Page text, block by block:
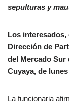
sepulturas y
Los
Dirección de
del Mercado Sur
Cuyaya, de
La funcionaria